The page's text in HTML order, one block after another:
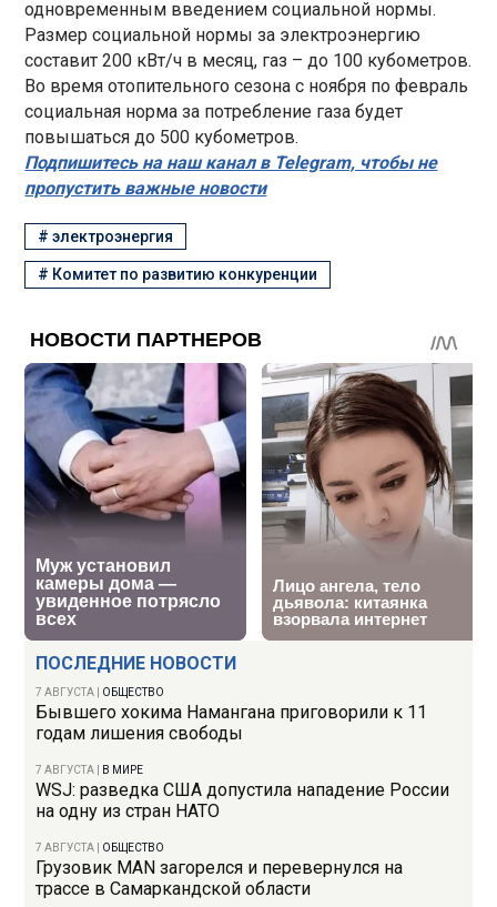
ПОСЛЕДНИЕ НОВОСТИ
7 АВГУСТА ОБЩЕСТВО
Бывшего хокима Намангана приговорили к 11
годам лишения свободы
7 АВГУСТА В МИРЕ
WSJ: разведка США допустила нападение России
на одну из стран НАТО
7 АВГУСТА ОБЩЕСТВО
Грузовик MAN загорелся и перевернулся на
трассе в Самаркандской области
одновременным введением социальной нормы.
Размер социальной нормы за электроэнергию
составит 200 кВт/ч в месяц, газ – до 100 кубометров.
Во время отопительного сезона с ноября по февраль
социальная норма за потребление газа будет
повышаться до 500 кубометров.
Подпишитесь на наш канал в Telegram, чтобы не
пропустить важные новости
#электроэнергия
# Комитет по развитию конкуренции